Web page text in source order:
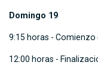
Domingo 19
9:15 horas -
12:00 horas -